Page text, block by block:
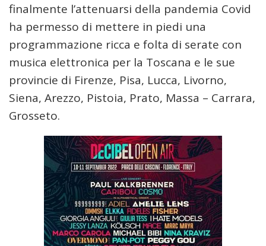
finalmente l’attenuarsi della pandemia Covid
ha permesso di mettere in piedi una
programmazione ricca e folta di serate con
musica elettronica per la Toscana e le sue
provincie di Firenze, Pisa, Lucca, Livorno,
Siena, Arezzo, Pistoia, Prato, Massa – Carrara,
Grosseto.